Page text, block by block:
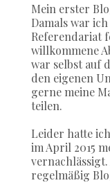
Mein erster
Damals war
Referendariat
willkommene
war selbst auf
den eigenen
gerne meine
teilen.
Leider hatte
im April 2015
regelmäßig